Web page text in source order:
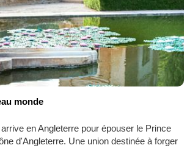
monde
en Angleterre pour épouser le Prince
d'Angleterre. Une union destinée à forger